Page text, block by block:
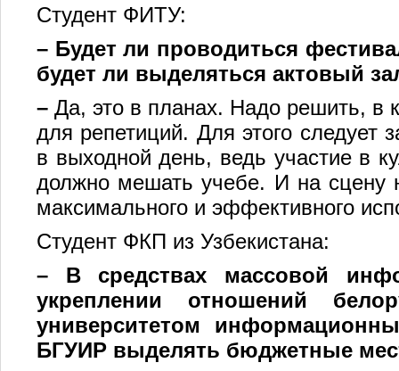
Студент ФИТУ:
– Будет ли проводиться
будет ли выделяться актовый
– Да, это в планах. Надо решить, в
для репетиций. Для этого следует
в выходной день, ведь участие в
должно мешать учебе. И на сцену
максимального и эффективного
Студент ФКП из Узбекистана:
– В средствах массовой
укреплении отношений
университетом
БГУИР выделять бюджетные